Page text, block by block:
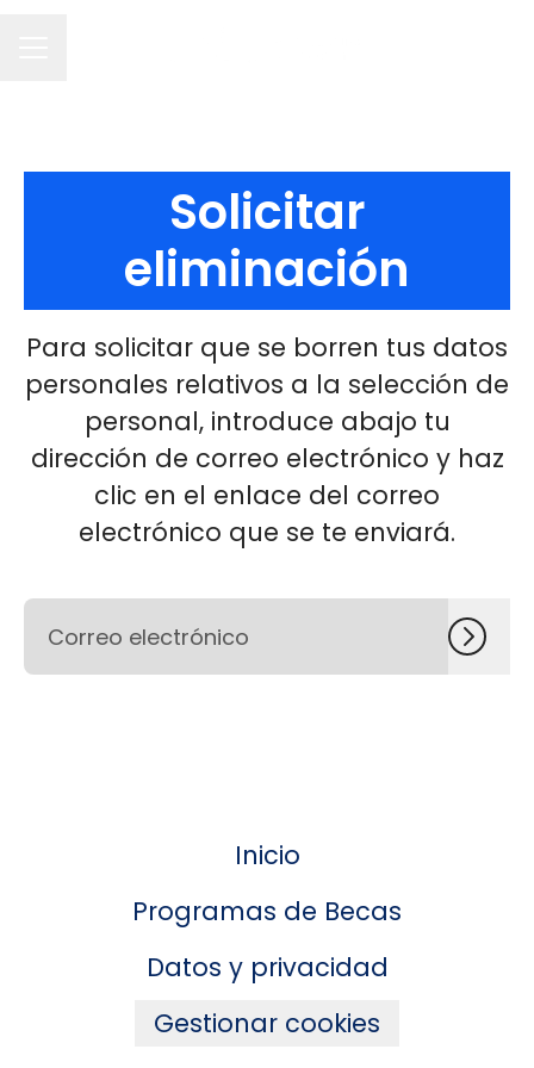
Solicitar
eliminación
Para solicitar que se borren tus datos
personales relativos a la selección de
personal, introduce abajo tu
dirección de correo electrónico y haz
clic en el enlace del correo
electrónico que se te enviará.
Inicio
Programas de Becas
Datos y privacidad
Gestionar cookies